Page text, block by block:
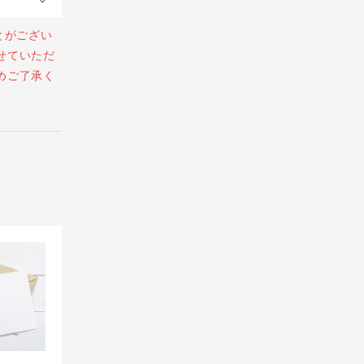
がござい
ていただ
了承く